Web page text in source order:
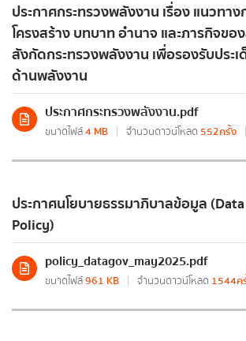
การเสริมสร้างวัฒนธรรมองค์กร
การตรวจราชการประจำปี
สำนักงานพลังงานจังหวัด
ข้อมูลพลังงาน
นโยบายพลังงาน
นโยบายด้านพลังงานของรัฐบาล
มติ ครม. ด้านพลังงาน
ประกาศกระทรวงพลังงาน เรื่อง แนวทา
โครงสร้าง บทบาท อำนาจ และภารกิจขอ
สังกัดกระทรวงพลังงาน เพื่อรองรับประ
ด้านพลังงาน
ประกาศกระทรวงพลังงาน.pdf
ขนาดไฟล์4 MB จำนวนดาวน์โหลด 552ครั้ง
ประกาศนโยบายธรรมาภิบาลข้อมูล
Policy)
policy_datagov_may2025.pdf
ขนาดไฟล์961 KB จำนวนดาวน์โหลด 1544ค
แบบฟอร์มการติด
นามสกุล*